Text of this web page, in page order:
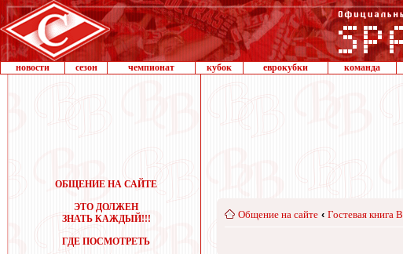
новости сезон чемпионат кубок еврокубки команда
ОБЩЕНИЕ НА САЙТЕ
ЭТО ДОЛЖЕН
ЗНАТЬ КАЖДЫЙ!!!
ГДЕ ПОСМОТРЕТЬ
Общение на сайте ‹ Гостевая книга